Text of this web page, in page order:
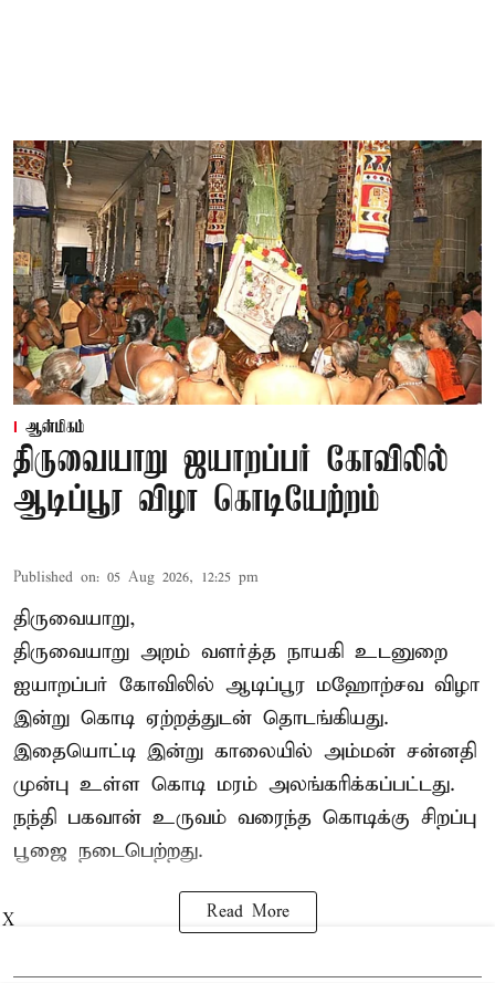
ஆன்மிகம்
திருவையாறு ஜயாறப்பர் கோவிலில்
ஆடிப்பூர விழா கொடியேற்றம்
Published on: 05 Aug 2026, 12:25 pm
திருவையாறு,
திருவையாறு அறம் வளர்த்த நாயகி உடனுறை
ஐயாறப்பர் கோவிலில் ஆடிப்பூர மஹோற்சவ விழா
இன்று கொடி ஏற்றத்துடன் தொடங்கியது.
இதையொட்டி இன்று காலையில் அம்மன் சன்னதி
முன்பு உள்ள கொடி மரம் அலங்கரிக்கப்பட்டது.
நந்தி பகவான் உருவம் வரைந்த கொடிக்கு சிறப்பு
பூஜை நடைபெற்றது.
Read More
X